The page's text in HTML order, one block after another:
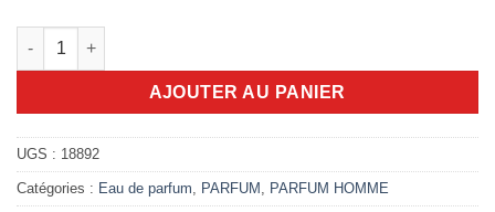
quantité de HERMÈS-Eau intense vétiver (recharge)-Eau de
AJOUTER AU PANIER
UGS : 18892
Catégories : Eau de parfum PARFUM PARFUM HOMME